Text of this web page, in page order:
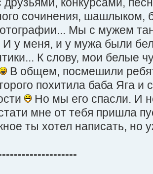
сочинения, шашлыком,
Мы с мужем
И у меня, и у мужа были
К слову, мои белые
В общем, посмешили
похитила баба Яга и
Но мы его спасли. И
мне от тебя пришла
ты хотел написать, но